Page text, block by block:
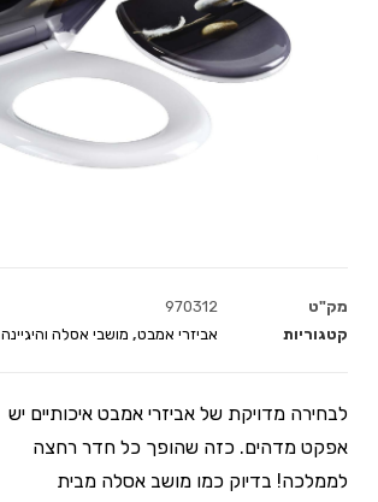
מק"ט
970312
קטגוריות
אביזרי אמבט, מושבי אסלה והיגיינה
לבחירה מדויקת של אביזרי אמבט איכותיים יש
אפקט מדהים. כזה שהופך כל חדר רחצה
לממלכה! בדיוק כמו מושב אסלה מבית